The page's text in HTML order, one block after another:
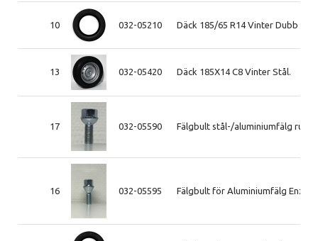
10 032-05210 Däck 185/65 R14 Vinter Dubb
13 032-05420 Däck 185X14 C8 Vinter Stål.
17 032-05590 Fälgbult stål-/aluminiumfälg
16 032-05595 Fälgbult för Aluminiumfälg Enzo